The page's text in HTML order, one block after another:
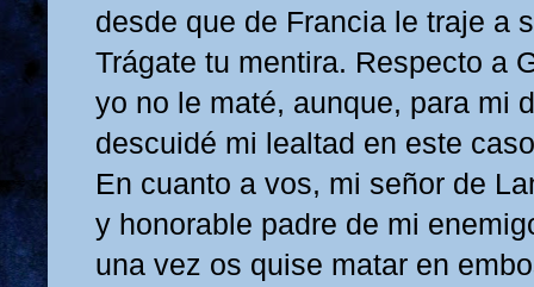
desde que de Francia le traje a
Trágate tu mentira. Respecto a
yo no le maté, aunque, para mi
descuidé mi lealtad en este
En cuanto a vos, mi señor de
y honorable padre de mi
una vez os quise matar en